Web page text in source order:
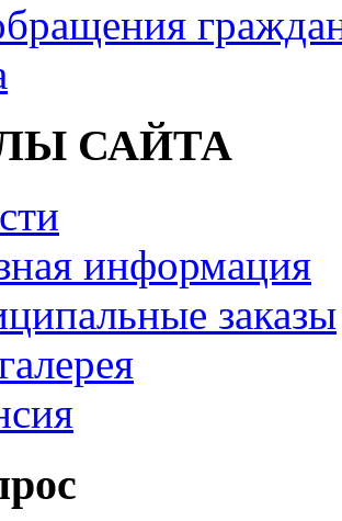
САЙТА
информация
заказы